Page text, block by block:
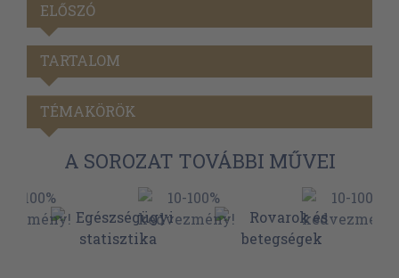
ELŐSZÓ
TARTALOM
TÉMAKÖRÖK
A SOROZAT TOVÁBBI MŰVEI